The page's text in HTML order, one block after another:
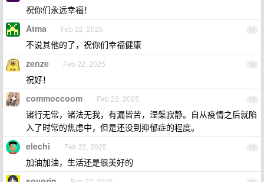
祝你们永远幸福！
11
Atma Feb 22, 2025
不说其他的了，祝你们幸福健康
12
zenze Feb 22, 2025
祝好！
13
commoccoom Feb 22, 2025
诸行无常，诸法无我，有漏皆苦，涅槃寂静。自从疫情之后就陷
入了时常的焦虑中，但是还没到抑郁症的程度。
14
elechi Feb 22, 2025
加油加油，生活还是很美好的